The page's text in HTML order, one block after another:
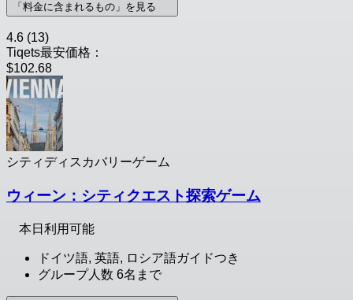
「料金に含まれるもの」を見る
4.6 (13)
Tiqets最安価格：
$102.68
シティディスカバリーゲーム
ウィーン：シティクエスト探索ゲーム
本日利用可能
ドイツ語, 英語, ロシア語ガイドつき
グループ人数 6名まで